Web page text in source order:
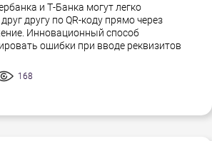
и Т-Банка могут легко
другу по QR-коду прямо через
Инновационный способ
ошибки при вводе реквизитов
168